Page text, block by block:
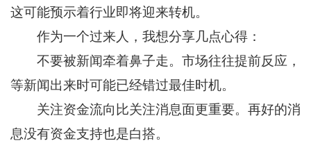
这可能预示着行业即将迎来转机。
作为一个过来人，我想分享几点心得：
不要被新闻牵着鼻子走。市场往往提前反应，
等新闻出来时可能已经错过最佳时机。
关注资金流向比关注消息面更重要。再好的消
息没有资金支持也是白搭。